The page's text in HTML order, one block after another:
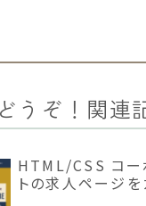
うぞ！関連
HTML/CSS コー
トの求人ページを